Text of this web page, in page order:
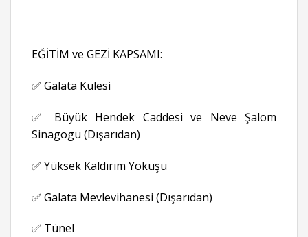
EĞİTİM ve GEZİ KAPSAMI:
✅ Galata Kulesi
✅ Büyük Hendek Caddesi ve Neve Şalom
Sinagogu (Dışarıdan)
✅ Yüksek Kaldırım Yokuşu
✅ Galata Mevlevihanesi (Dışarıdan)
✅ Tünel